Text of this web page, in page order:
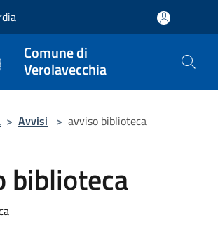
Comune di
Verolavecchia
> Avvisi > avviso biblioteca
biblioteca